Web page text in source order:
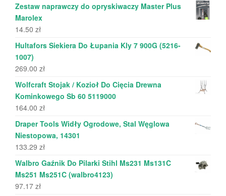
Zestaw naprawczy do opryskiwaczy Master Plus
Marolex
14.50 zł
Hultafors Siekiera Do Łupania Kly 7 900G (5216-
1007)
269.00 zł
Wolfcraft Stojak / Kozioł Do Cięcia Drewna
Kominkowego Sb 60 5119000
164.00 zł
Draper Tools Widły Ogrodowe, Stal Węglowa
Niestopowa, 14301
133.29 zł
Walbro Gaźnik Do Pilarki Stihl Ms231 Ms131C
Ms251 Ms251C (walbro4123)
97.17 zł